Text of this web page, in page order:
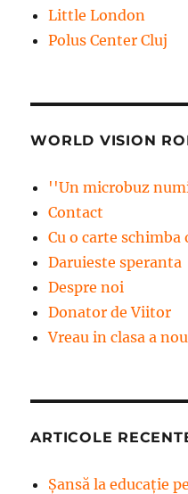
Little London
Polus Center Cluj
WORLD VISION
''Un microbuz
Contact
Cu o carte schimba
Daruieste speranta
Despre noi
Donator de Viitor
Vreau in clasa a
ARTICOLE
Șansă la educație